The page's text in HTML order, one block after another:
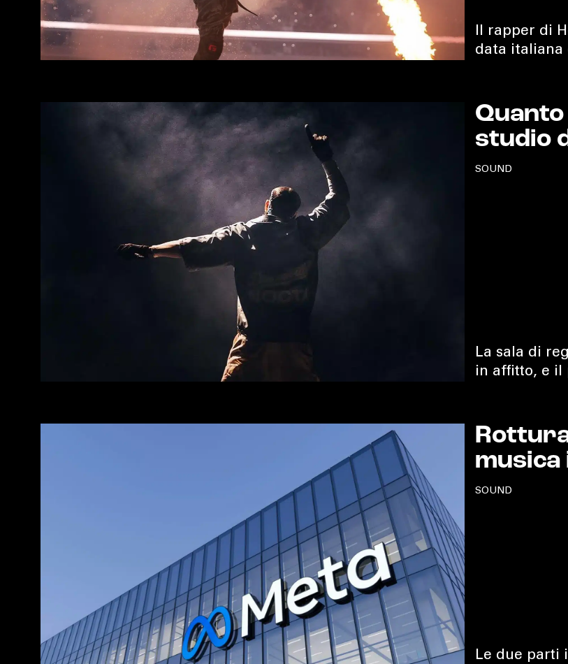
SOUND
SPORT
TECH
TRAVEL
Il rapper di
data italiana
studio
SOUND
La sala di
in affitto, e il
musica
SOUND
Le due parti